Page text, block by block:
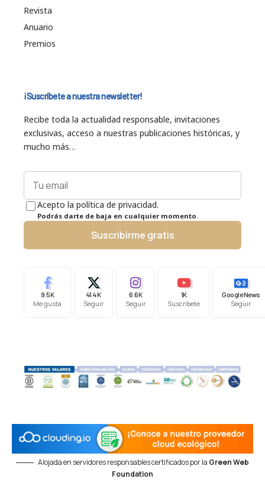
Revista
Anuario
Premios
¡Suscríbete a nuestra newsletter!
Recibe toda la actualidad responsable, invitaciones
exclusivas, acceso a nuestras publicaciones históricas, y
mucho más…
Acepto la política de privacidad.
Podrás darte de baja en cualquier momento.
Suscribirme gratis
9.5K
Me gusta
41.4K
Seguir
6.6K
Seguir
1K
Suscríbete
Google News
Seguir
Alojada en servidores responsables certificados por la Green Web
Foundation